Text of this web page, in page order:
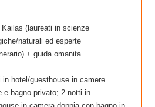
Kailas (laureati in scienze
naturali ed esperte
+ guida omanita.
in hotel/guesthouse in camere
e bagno privato; 2 notti in